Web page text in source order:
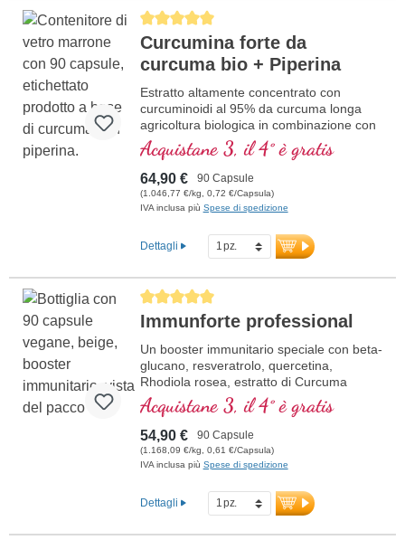
Average rating of 5 out of 5 stars
Curcumina forte da
curcuma bio + Piperina
Estratto altamente concentrato con
curcuminoidi al 95% da curcuma longa
agricoltura biologica in combinazione con
estratto di pepe nero da agricoltura
biologica, in vetro violetto di alta qualità
Acquistane 3, il 4° è gratis
64,90 € 90 Capsule
(1.046,77 €/kg, 0,72 €/Capsula)
IVA inclusa più Spese di spedizione
Dettagli
Average rating of 5 out of 5 stars
Immunforte professional
Un booster immunitario speciale con beta-
glucano, resveratrolo, quercetina,
Rhodiola rosea, estratto di Curcuma
longa, EGCG ed estratto di piperina.
Vitamina D3, vitamina C, selenio e zinco
supportano un sistema immunitario sano.
Acquistane 3, il 4° è gratis
54,90 € 90 Capsule
(1.168,09 €/kg, 0,61 €/Capsula)
IVA inclusa più Spese di spedizione
Dettagli